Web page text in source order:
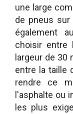
une large
de pneus sur
également
choisir entre
largeur de 30
entre la taille
rendre ce
l'asphalte ou
les plus